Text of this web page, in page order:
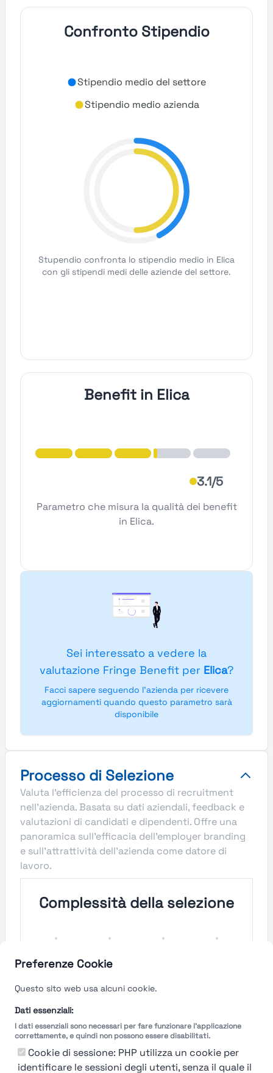
Preferenze Cookie
Questo sito web usa alcuni cookie.
Dati essenziali:
I dati essenziali sono necessari per fare funzionare l'applicazione
correttamente, e quindi non possono essere disabilitati.
Cookie di sessione: PHP utilizza un cookie per
identificare le sessioni degli utenti, senza il quale il
Confronto Stipendio
Stipendio medio del settore
Stipendio medio azienda
Stupendio confronta lo stipendio medio in Elica
con gli stipendi medi delle aziende del settore.
Benefit in Elica
3.1/5
Parametro che misura la qualità dei benefit
in Elica.
Sei interessato a vedere la
valutazione Fringe Benefit per Elica?
Facci sapere seguendo l'azienda per ricevere
aggiornamenti quando questo parametro sarà
disponibile
Processo di Selezione
Valuta l'efficienza del processo di recruitment
nell'azienda. Basata su dati aziendali, feedback e
valutazioni di candidati e dipendenti. Offre una
panoramica sull'efficacia dell'employer branding
e sull'attrattività dell'azienda come datore di
lavoro.
Complessità della selezione
Velocità del processo di
Molto
Breve Lungo
Molto